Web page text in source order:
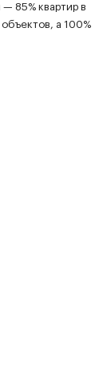
85% квартир в
а 100%